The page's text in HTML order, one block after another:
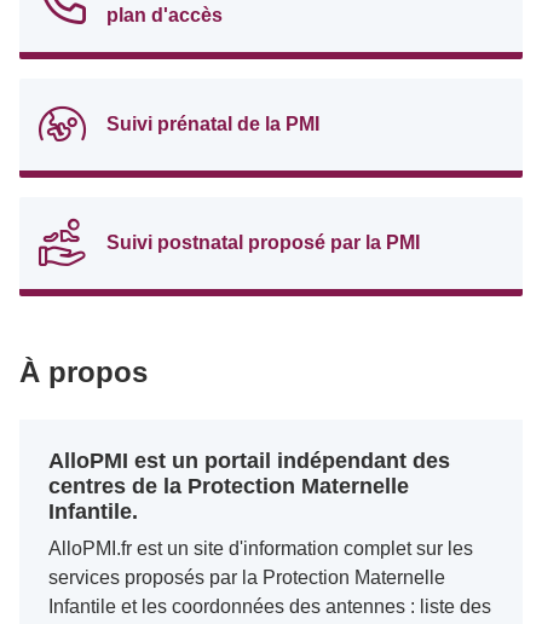
plan d'accès
Suivi prénatal de la PMI
Suivi postnatal proposé par la PMI
À propos
AlloPMI est un portail indépendant des
centres de la Protection Maternelle
Infantile.
AlloPMI.fr est un site d'information complet sur les
services proposés par la Protection Maternelle
Infantile et les coordonnées des antennes : liste des